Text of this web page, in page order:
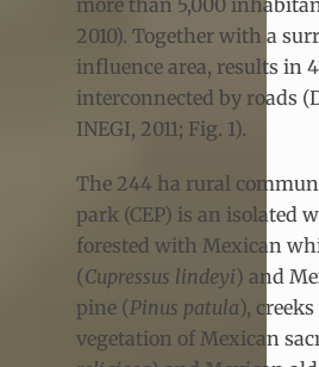
2010). Together with a
influence area, results in
interconnected by roads
INEGI, 2011; Fig. 1).
The 244 ha rural
park (CEP) is an isolated
forested with Mexican
(Cupressus lindeyi) and
pine (Pinus patula),
vegetation of Mexican